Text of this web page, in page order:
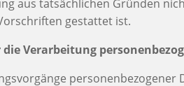
aus tatsächlichen Gründen
gestattet ist.
Verarbeitung
personenbezogener